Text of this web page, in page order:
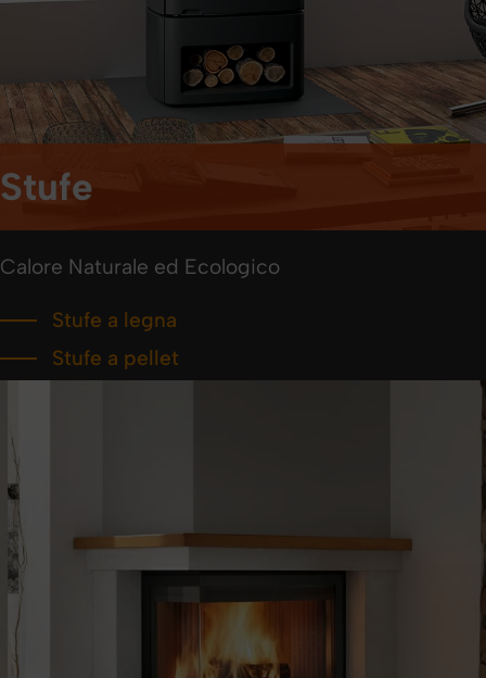
Stufe
Calore Naturale ed Ecologico
Stufe a legna
Stufe a pellet